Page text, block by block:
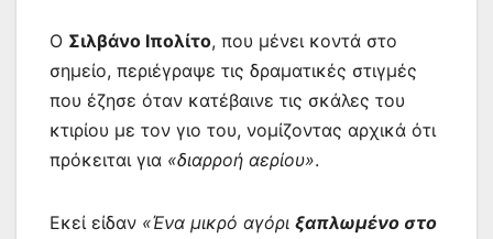
Ο Σιλβάνο Ιπολίτο, που μένει κοντά στο
σημείο, περιέγραψε τις δραματικές στιγμές
που έζησε όταν κατέβαινε τις σκάλες του
κτιρίου με τον γιο του, νομίζοντας αρχικά ότι
πρόκειται για «διαρροή αερίου».
Εκεί είδαν «Ένα μικρό αγόρι ξαπλωμένο στο